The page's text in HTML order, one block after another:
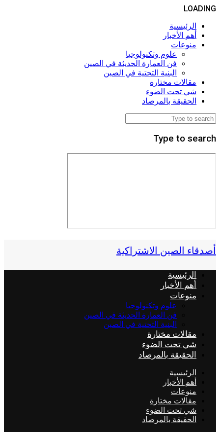
LOADING
الرئيسية
أهم الأخبار
منوعات
علوم وتكنولوجيا
فن العمارة الحديثة في الصين
البنية التحتية في الصين
مقالات مختارة
شي تحت الضوء
الحقيقة بالمرصاد
Type to search
أصدقاء الصين الاشتراكية
الرئيسية
أهم الأخبار
منوعات
علوم وتكنولوجيا
فن العمارة الحديثة في الصين
البنية التحتية في الصين
مقالات مختارة
شي تحت الضوء
الحقيقة بالمرصاد
الرئيسية
أهم الأخبار
منوعات
مقالات مختارة
شي تحت الضوء
الحقيقة بالمرصاد